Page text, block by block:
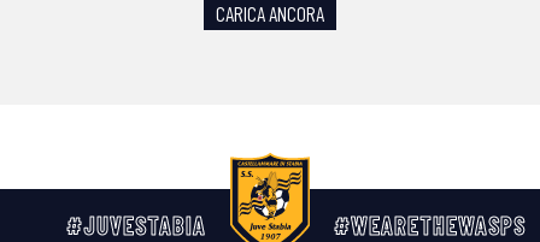
CARICA ANCORA
#JUVESTABIA #WEARETHEWASPS